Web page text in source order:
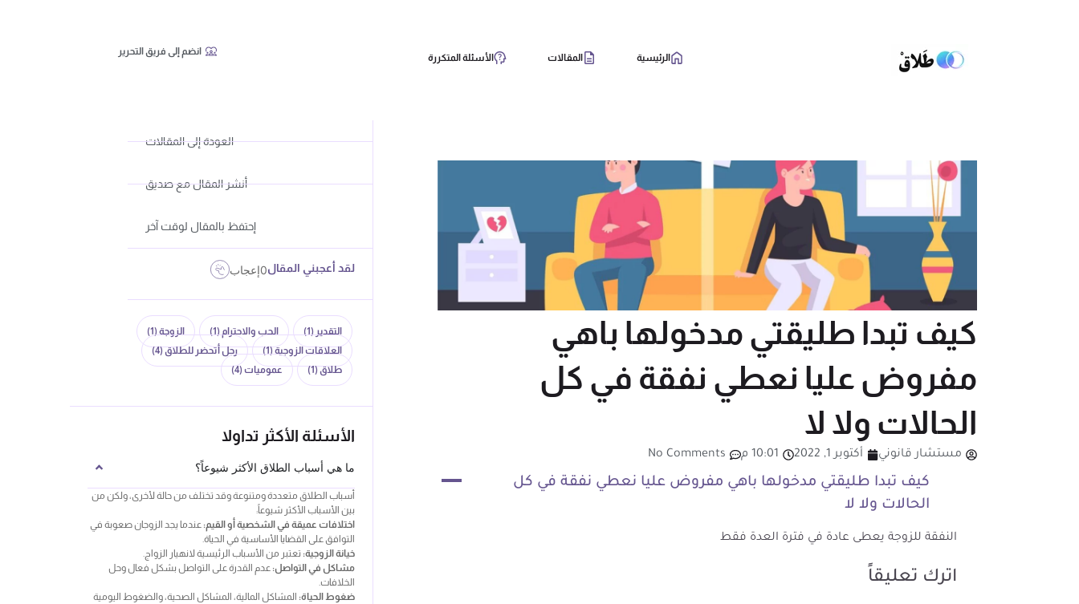
الرئيسية المقالات الأسئلة المتكررة
انضم إلى فريق التحرير
كيف تبدا طليقتي مدخولها باهي
مفروض عليا نعطي نفقة في كل
الحالات ولا لا
مستشار قانوني أكتوبر 1, 2022 10:01 م No Comments
A
كيف تبدا طليقتي مدخولها باهي مفروض عليا نعطي نفقة في كل
الحالات ولا لا
النفقة للزوجة يعطى عادة في فترة العدة فقط
اترك تعليقاً
العودة إلى المقالات
أنشر المقال مع صديق
إحتفظ بالمقال لوقت آخر
لقد أعجبني المقال إعجاب0
التقدير (1) الحب والاحترام (1) الزوجة (1)
العلاقات الزوجية(1) رجل أتحضر للطلاق(4)
طلاق(1) عموميات (4)
الأسئلة الأكثر تداولا
ما هي أسباب الطلاق الأكثر شيوعاً؟
أسباب الطلاق متعددة ومتنوعة وقد تختلف من حالة لأخرى، ولكن من
بين الأسباب الأكثر شيوعاً:
اختلافات عميقة في الشخصية أو القيم: عندما يجد الزوجان صعوبة في
التوافق على القضايا الأساسية في الحياة.
خيانة الزوجية: تعتبر من الأسباب الرئيسية لانهيار الزواج.
مشاكل في التواصل: عدم القدرة على التواصل بشكل فعال وحل
الخلافات.
ضغوط الحياة: المشاكل المالية، المشاكل الصحية، والضغوط اليومية